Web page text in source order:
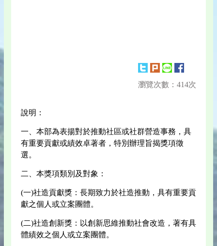
瀏覽次數：414次
說明：
一、本部為表揚對於推動社區或社群營造事務，具
有重要貢獻或績效卓著者，特別辦理旨揭獎項徵
選。
二、本獎項類別及對象：
(一)社造貢獻獎：長期致力於社造推動，具有重要貢
獻之個人或立案團體。
(二)社造創新獎：以創新思維推動社會改造，著有具
體績效之個人或立案團體。